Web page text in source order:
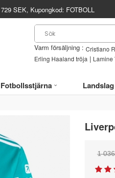
729 SEK, Kupongkod: FOTBOLL
Varm försäljning : Cristiano
Erling Haaland tröja | Lamine
Fotbollsstjärna Landslag
1